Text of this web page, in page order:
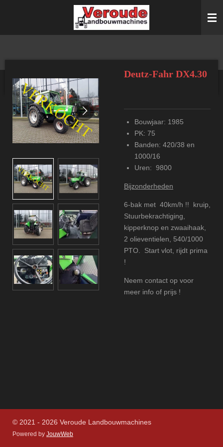
Deutz-Fahr DX4.30
Bouwjaar: 1985
PK: 75
Banden: 420/38 en
1000/16
Uren: 9800
Bijzonderheden
6-bak met 40km/h !! kruip,
Stuurbekrachtiging,
kipperknop en zwaaihaak,
2 olieventielen, 540/1000
PTO. Start vlot, rijdt prima
!
Neem contact op voor
meer info of prijs !
© 2021 - 2026 Veroude Landbouwmachines
Powered by JouwWeb